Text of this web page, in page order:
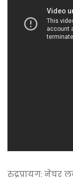
रुद्रप्रायग: नेचर